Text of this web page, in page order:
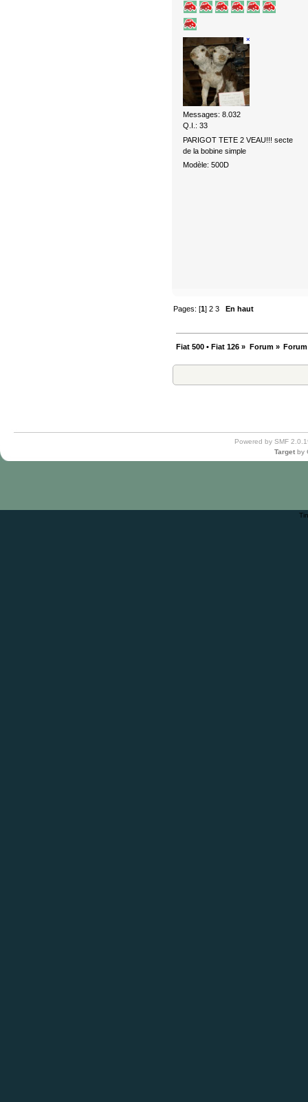
Messages: 8.032
Q.I.: 33
PARIGOT TETE 2 VEAU!!! secte
de la bobine simple
Modèle: 500D
Pages: [1]2 3 En haut
Fiat 500 • Fiat 126 » Forum»
Powered by SMF
Target by